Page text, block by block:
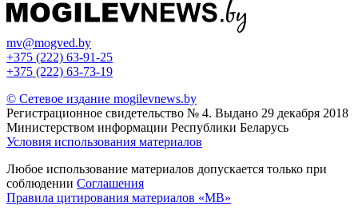
mv@mogved.by
+375 (222) 63-91-25
+375 (222) 63-73-19
© Сетевое издание mogilevnews.by
Регистрационное свидетельство № 4. Выдано 29 декабря 2018
Министерством информации Республики Беларусь
Условия использования материалов
Любое использование материалов допускается только при
соблюдении Соглашения
Правила цитирования материалов «МВ»